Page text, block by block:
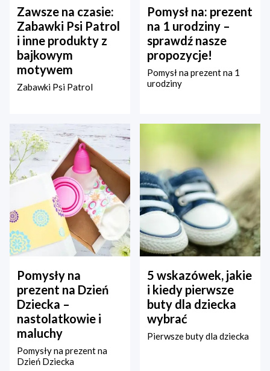
Zawsze na czasie:
Zabawki Psi Patrol
i inne produkty z
bajkowym
motywem
Zabawki Psi Patrol
Pomysł na: prezent
na 1 urodziny –
sprawdź nasze
propozycje!
Pomysł na prezent na 1
urodziny
Pomysły na
prezent na Dzień
Dziecka –
nastolatkowie i
maluchy
Pomysły na prezent na
Dzień Dziecka
5 wskazówek, jakie
i kiedy pierwsze
buty dla dziecka
wybrać
Pierwsze buty dla dziecka